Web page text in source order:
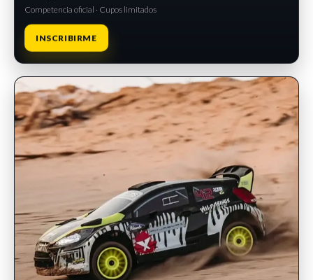
Competencia oficial · Cupos limitados
INSCRIBIRME
INSCRIPCIONES ABIERTAS